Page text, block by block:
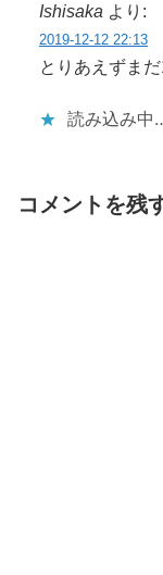
Ishisaka より:
2019-12-12 22:13
とりあえずまだ
読み込み中
コメントを残